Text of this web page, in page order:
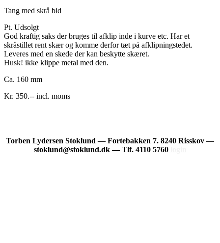
Tang med skrå bid
Pt. Udsolgt
God kraftig saks der bruges til afklip inde i kurve etc. Har et
skråstillet rent skær og komme derfor tæt på afklipningstedet.
Leveres med en skede der kan beskytte skæret.
Husk! ikke klippe metal med den.
Ca. 160 mm
Kr. 350.-- incl. moms
Torben Lydersen Stoklund — Fortebakken 7. 8240 Risskov —
stoklund@stoklund.dk — Tlf. 4110 5760